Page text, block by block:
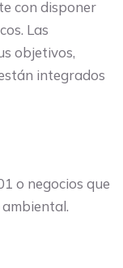
con disponer
Las
objetivos,
integrados
o negocios que